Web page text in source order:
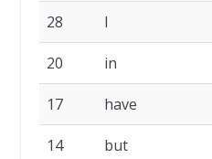
28 I
20 in
17 have
14 but